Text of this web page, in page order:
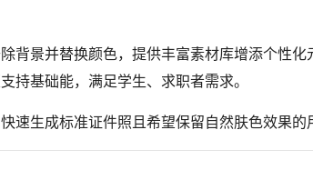
背景并替换颜色，提供丰富素材库增添个性化
持基础能，满足学生、求职者需求。
快速生成标准证件照且希望保留自然肤色效果的